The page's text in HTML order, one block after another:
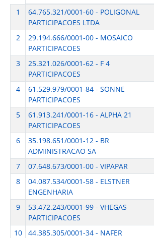
1
64.765.321/0001-60 - POLIGONAL
PARTICIPACOES LTDA
2
29.194.666/0001-00 - MOSAICO
PARTICIPACOES
3
25.321.026/0001-62 - F 4
PARTICIPACOES
4
61.529.979/0001-84 - SONNE
PARTICIPACOES
5
61.913.241/0001-16 - ALPHA 21
PARTICIPACOES
6
35.198.651/0001-12 - BR
ADMINISTRACAO SA
7
07.648.673/0001-00 - VIPAPAR
8
04.087.534/0001-58 - ELSTNER
ENGENHARIA
9
53.472.243/0001-99 - VHEGAS
PARTICIPACOES
10
44.385.305/0001-34 - NAFER